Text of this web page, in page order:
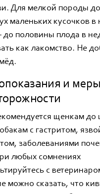
Для мелкой породы
маленьких кусочков в
до половины плода в
как лакомство. Не
и меры
щенкам до
с гастритом,
заболеваниями
любых сомнениях
с
можно сказать, что